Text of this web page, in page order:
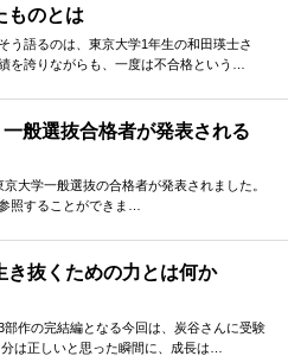
ものとは
語るのは、東京大学1年生の和田瑛士さ
を誇りながらも、一度は不合格という…
般選抜合格者が発表される
大学一般選抜の合格者が発表されました。
照することができま…
き抜くための力とは何か
作の完結編となる今回は、炭谷さんに受験
は正しいと思った瞬間に、成長は…